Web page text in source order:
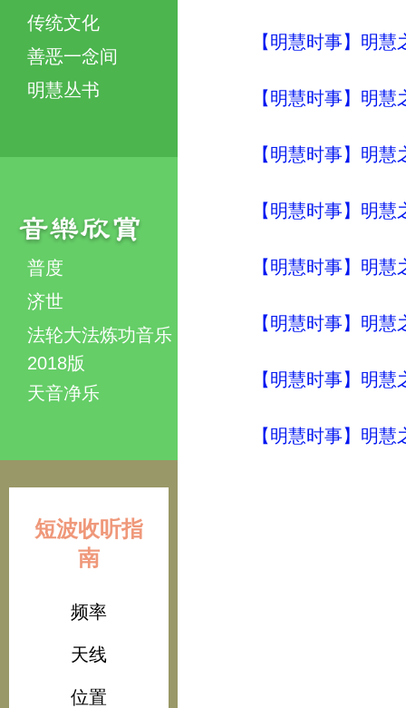
传统文化
善恶一念间
明慧丛书
普度
济世
法轮大法炼功音乐
2018版
天音净乐
短波收听指
南
频率
天线
位置
【明慧时事】明
【明慧时事】明
【明慧时事】明
【明慧时事】明
【明慧时事】明
【明慧时事】明
【明慧时事】明
【明慧时事】明